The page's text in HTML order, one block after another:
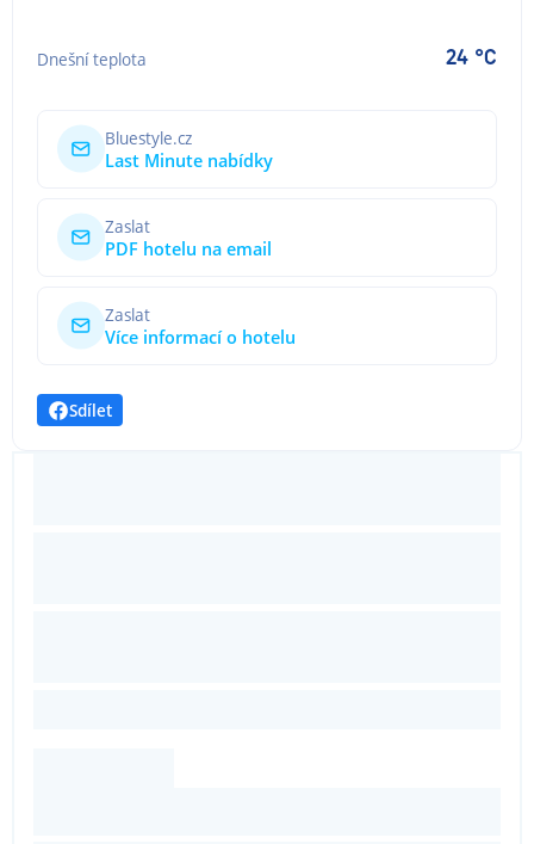
Dnešní teplota 24 °C
Bluestyle.cz
Last Minute nabídky
Zaslat
PDF hotelu na email
Zaslat
Více informací o hotelu
Sdílet